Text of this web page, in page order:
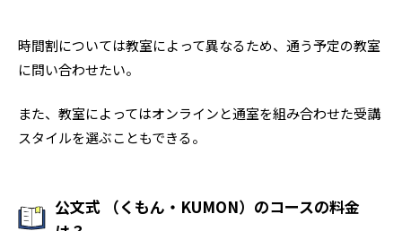
時間割については教室によって異なるため、通う予定の教室
に問い合わせたい。
また、教室によってはオンラインと通室を組み合わせた受講
スタイルを選ぶこともできる。
公文式 （くもん・KUMON）のコースの料金